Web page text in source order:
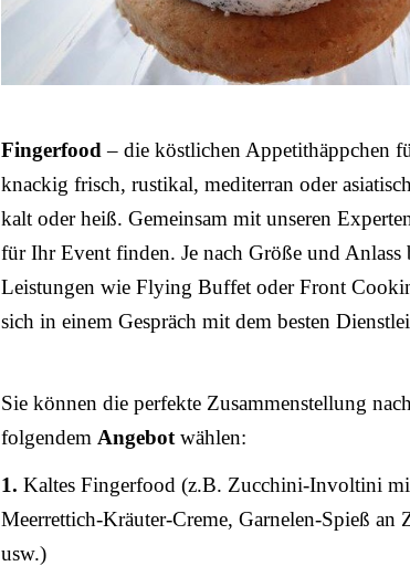
Fingerfood – die köstlichen Appetithäppchen
knackig frisch, rustikal, mediterran oder
kalt oder heiß. Gemeinsam mit unseren
für Ihr Event finden. Je nach Größe und Anlass
Leistungen wie Flying Buffet oder Front
sich in einem Gespräch mit dem besten
Sie können die perfekte Zusammenstellung
folgendem Angebot wählen:
1. Kaltes Fingerfood (z.B. Zucchini-Involtini
Meerrettich-Kräuter-Creme, Garnelen-Spieß an
usw.)